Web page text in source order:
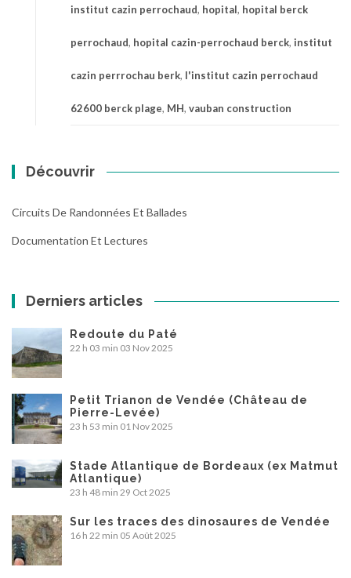
institut cazin perrochaud, hopital, hopital berck
perrochaud, hopital cazin-perrochaud berck, institut
cazin perrrochau berk, l'institut cazin perrochaud
62600 berck plage, MH, vauban construction
Découvrir
Circuits De Randonnées Et Ballades
Documentation Et Lectures
Derniers articles
Redoute du Paté
22 h 03 min 03 Nov 2025
Petit Trianon de Vendée (Château de
Pierre-Levée)
23 h 53 min 01 Nov 2025
Stade Atlantique de Bordeaux (ex Matmut
Atlantique)
23 h 48 min 29 Oct 2025
Sur les traces des dinosaures de Vendée
16 h 22 min 05 Août 2025